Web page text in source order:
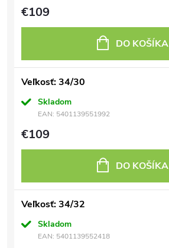
€109
DO KOŠÍKA
Veľkosť: 34/30
Skladom
EAN: 5401139551992
€109
DO KOŠÍKA
Veľkosť: 34/32
Skladom
EAN: 5401139552418